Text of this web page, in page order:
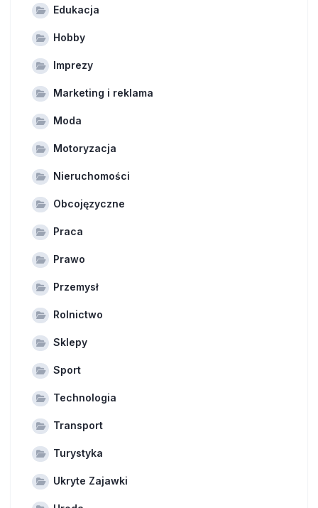
Edukacja
Hobby
Imprezy
Marketing i reklama
Moda
Motoryzacja
Nieruchomości
Obcojęzyczne
Praca
Prawo
Przemysł
Rolnictwo
Sklepy
Sport
Technologia
Transport
Turystyka
Ukryte Zajawki